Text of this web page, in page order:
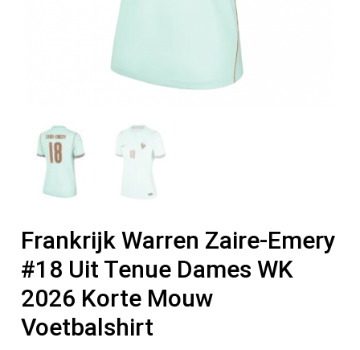
Frankrijk Warren Zaire-Emery
#18 Uit Tenue Dames WK
2026 Korte Mouw
Voetbalshirt